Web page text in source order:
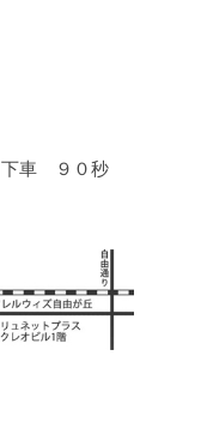
下車 ９０秒